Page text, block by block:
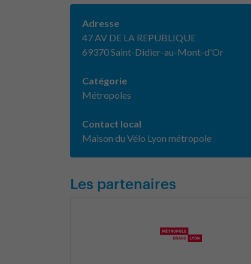
Adresse
47 AV DE LA REPUBLIQUE
69370 Saint-Didier-au-Mont-d'Or
Catégorie
Métropoles
Contact local
Maison du Vélo Lyon métropole
Les partenaires